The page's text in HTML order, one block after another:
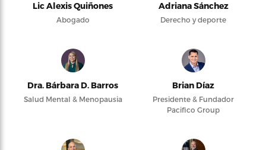
Lic Alexis Quiñones
Abogado
Adriana Sánchez
Derecho y deporte
Dra. Bárbara D. Barros
Salud Mental & Menopausia
Brian Díaz
Presidente & Fundador
Pacifico Group